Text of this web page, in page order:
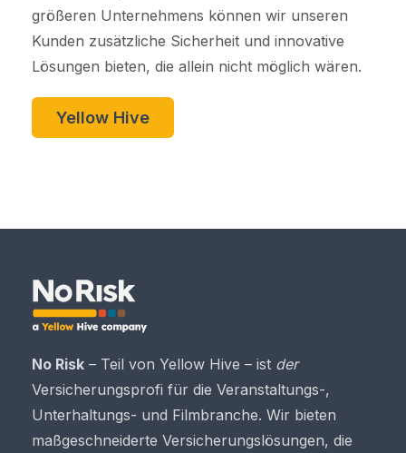
größeren Unternehmens können wir unseren
Kunden zusätzliche Sicherheit und innovative
Lösungen bieten, die allein nicht möglich wären.
Yellow Hive
No Risk – Teil von Yellow Hive – ist der
Versicherungsprofi für die Veranstaltungs-,
Unterhaltungs- und Filmbranche. Wir bieten
maßgeschneiderte Versicherungslösungen, die